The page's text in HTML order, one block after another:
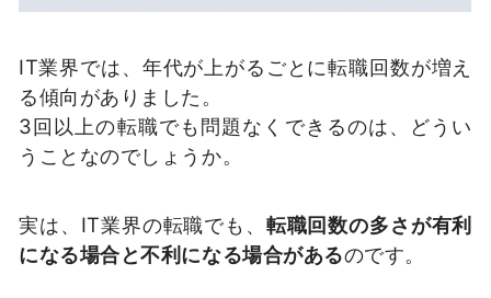
IT業界では、年代が上がるごとに転職回数が増え
る傾向がありました。
3回以上の転職でも問題なくできるのは、どうい
うことなのでしょうか。
実は、IT業界の転職でも、 転職回数の多さが有利
になる場合と不利になる場合があるのです。